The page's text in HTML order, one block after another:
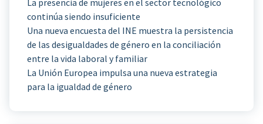
La presencia de mujeres en el sector tecnológico
continúa siendo insuficiente
Una nueva encuesta del INE muestra la persistencia
de las desigualdades de género en la conciliación
entre la vida laboral y familiar
La Unión Europea impulsa una nueva estrategia
para la igualdad de género